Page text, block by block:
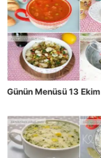
Günün Menüsü 13 Ekim